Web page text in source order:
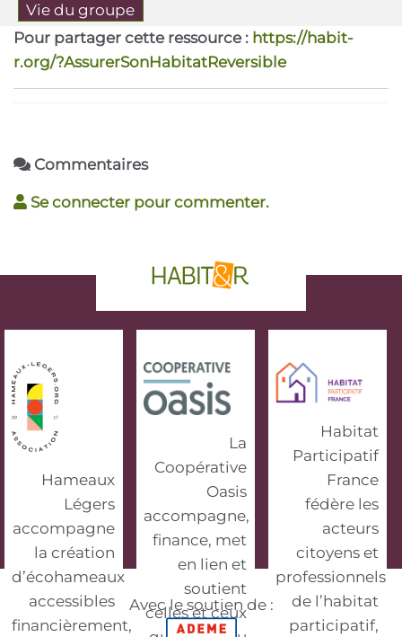
Vie du groupe
Pour partager cette ressource : https://habit-
r.org/?AssurerSonHabitatReversible
Commentaires
Se connecter pour commenter.
phrase d'accroche
Hameaux
Légers
accompagne
la création
d’écohameaux
accessibles
financièrement,
La
Coopérative
Oasis
accompagne,
finance, met
en lien et
soutient
celles et ceux
Habitat
Participatif
France
fédère les
acteurs
citoyens et
professionnels
de l’habitat
participatif,
Avec le soutien de :